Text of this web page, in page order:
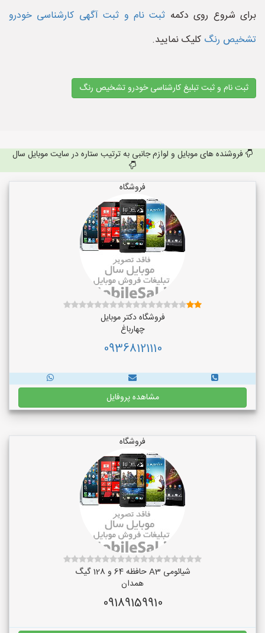
برای شروع روی دکمه ثبت نام و ثبت آگهی کارشناسی خودرو
تشخیص رنگ کلیک نمایید.
ثبت نام و ثبت تبلیغ کارشناسی خودرو تشخیص رنگ
فروشنده های موبایل و لوازم جانبی به ترتیب ستاره در سایت موبایل سال
فروشگاه
فروشگاه دکتر موبایل
چهارباغ
09368121110
مشاهده پروفایل
فروشگاه
شیائومی A3 حافظه 64 و 128 گیگ
همدان
09189159910